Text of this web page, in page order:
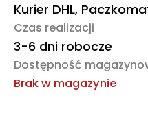
Kurier DHL,
Czas realizacji
3-6 dni robocze
Dostępność
Brak w magazynie